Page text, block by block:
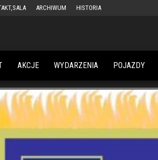
ARCHIWUM HISTORIA
AKCJE WYDARZENIA POJAZDY